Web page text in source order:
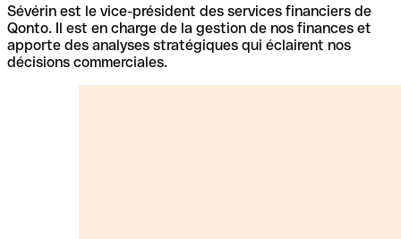
Sévérin est le vice-président des services financiers de
Qonto. Il est en charge de la gestion de nos finances et
apporte des analyses stratégiques qui éclairent nos
décisions commerciales.